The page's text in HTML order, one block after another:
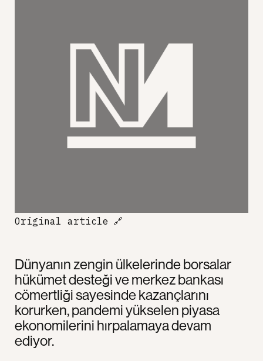
Dünyanın zengin ülkelerinde borsalar
hükümet desteği ve merkez bankası
cömertliği sayesinde kazançlarını
korurken, pandemi yükselen piyasa
ekonomilerini hırpalamaya devam
ediyor.
Original article 🔗